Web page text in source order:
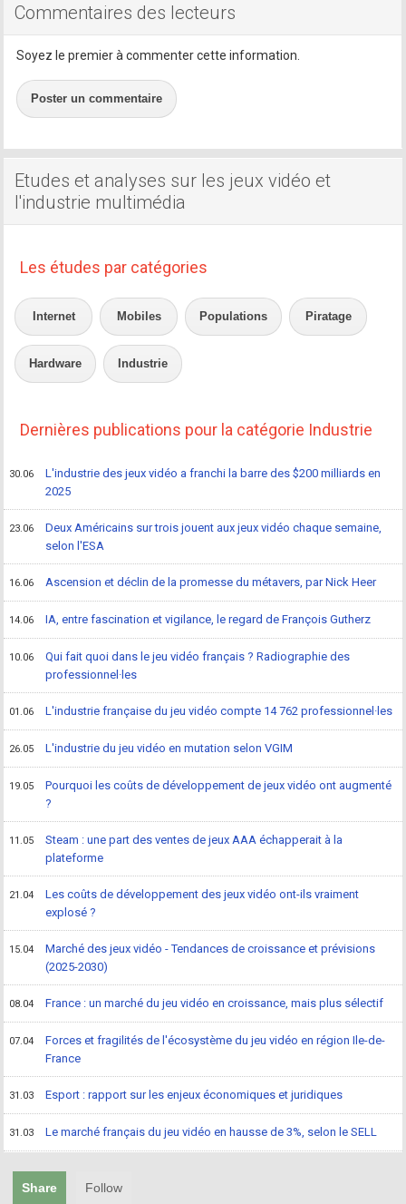
Commentaires des lecteurs
Soyez le premier à commenter cette information.
Poster un commentaire
Etudes et analyses sur les jeux vidéo et
l'industrie multimédia
Les études par catégories
Internet Mobiles Populations Piratage
Hardware Industrie
Dernières publications pour la catégorie Industrie
30.06
L'industrie des jeux vidéo a franchi la barre des $200 milliards en
2025
23.06
Deux Américains sur trois jouent aux jeux vidéo chaque semaine,
selon l'ESA
16.06 Ascension et déclin de la promesse du métavers, par Nick Heer
14.06 IA, entre fascination et vigilance, le regard de François Gutherz
10.06
Qui fait quoi dans le jeu vidéo français ? Radiographie des
professionnel·les
01.06 L'industrie française du jeu vidéo compte 14 762 professionnel·les
26.05 L'industrie du jeu vidéo en mutation selon VGIM
19.05
Pourquoi les coûts de développement de jeux vidéo ont augmenté
?
11.05
Steam : une part des ventes de jeux AAA échapperait à la
plateforme
21.04
Les coûts de développement des jeux vidéo ont-ils vraiment
explosé ?
15.04
Marché des jeux vidéo - Tendances de croissance et prévisions
(2025-2030)
08.04 France : un marché du jeu vidéo en croissance, mais plus sélectif
07.04
Forces et fragilités de l'écosystème du jeu vidéo en région Ile-de-
France
31.03 Esport : rapport sur les enjeux économiques et juridiques
31.03 Le marché français du jeu vidéo en hausse de 3%, selon le SELL
Share Follow